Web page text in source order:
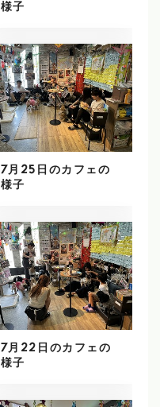
様子
7月25日のカフェの
様子
7月22日のカフェの
様子